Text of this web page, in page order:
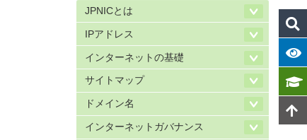
JPNICとは
IPアドレス
インターネットの基礎
サイトマップ
ドメイン名
インターネットガバナンス